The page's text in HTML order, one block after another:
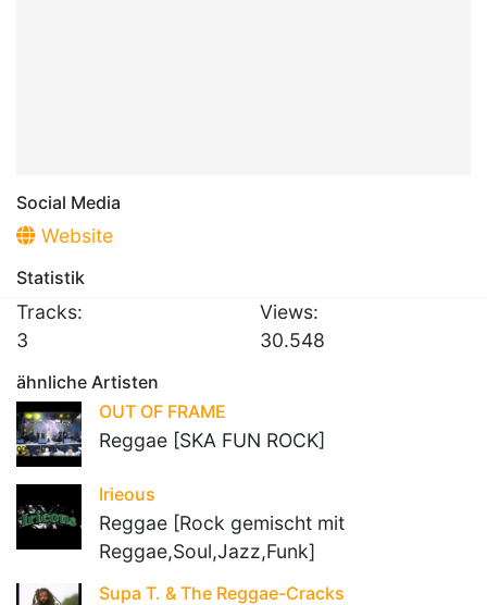
Social Media
Website
Statistik
Tracks:
3
Views:
30.548
ähnliche Artisten
OUT OF FRAME
Reggae [SKA FUN ROCK]
Irieous
Reggae [Rock gemischt mit
Reggae,Soul,Jazz,Funk]
Supa T. & The Reggae-Cracks